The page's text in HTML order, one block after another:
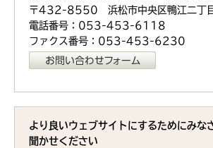
〒432-8550 浜松市中央区鴨江二丁
電話番号：053-453-6118
ファクス番号：053-453-6230
より良いウェブサイトにするためにみな
聞かせください